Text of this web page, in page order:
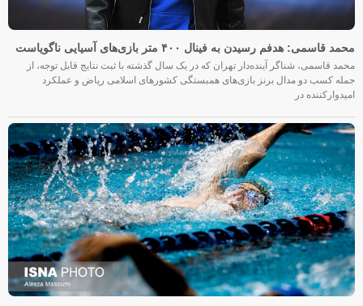
محمد قاسمی: هدفم رسیدن به فینال ۴۰۰ متر بازی‌های آسیایی ناگویاست
محمد قاسمی، شناگر آینده‌دار تهران که در یک سال گذشته با ثبت نتایج قابل توجه، از
جمله کسب دو مدال برنز بازی‌های همبستگی کشورهای اسلامی ریاض و عملکرد
امیدوارکننده در